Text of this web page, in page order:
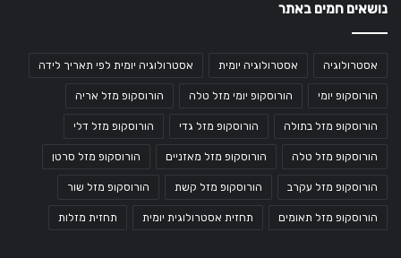
נושאים חמים באתר
אסטרולוגיה אסטרולוגיה יומית אסטרולוגיה יומית לפי תאריך לידה
הורוסקופ יומי הורוסקופ יומי מזל טלה הורוסקופ מזל אריה
הורוסקופ מזל בתולה הורוסקופ מזל גדי הורוסקופ מזל דלי
הורוסקופ מזל טלה הורוסקופ מזל מאזניים הורוסקופ מזל סרטן
הורוסקופ מזל עקרב הורוסקופ מזל קשת הורוסקופ מזל שור
הורוסקופ מזל תאומים תחזית אסטרולוגית יומית תחזית מזלות